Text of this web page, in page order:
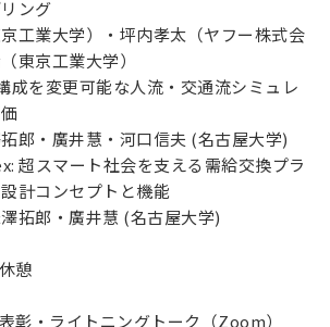
ング
工業大学）・坪内孝太（ヤフー株式会
東京工業大学）
成を変更可能な人流・交通流シミュレ
郎・廣井慧・河口信夫 (名古屋大学)
超スマート社会を支える需給交換プラ
計コンセプトと機能
拓郎・廣井慧 (名古屋大学)
憩
彰・ライトニングトーク（Zoom）